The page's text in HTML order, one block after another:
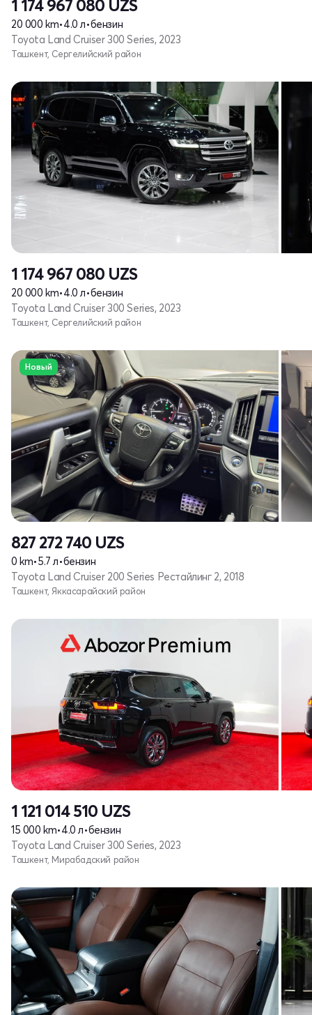
1 174 967 080 UZS
20 000 km•4.0 л•бензин
Toyota Land Cruiser 300 Series, 2023
Ташкент, Сергелийский район
1 174 967 080 UZS
20 000 km•4.0 л•бензин
Toyota Land Cruiser 300 Series, 2023
Ташкент, Сергелийский район
Новый
827 272 740 UZS
0 km•5.7 л•бензин
Toyota Land Cruiser 200 Series Рестайлинг 2, 2018
Ташкент, Яккасарайский район
1 121 014 510 UZS
15 000 km•4.0 л•бензин
Toyota Land Cruiser 300 Series, 2023
Ташкент, Мирабадский район